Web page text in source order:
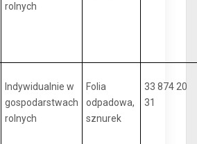
rolnych
Indywidualnie w
gospodarstwach
rolnych
Folia
odpadowa,
sznurek
33 874 20
31